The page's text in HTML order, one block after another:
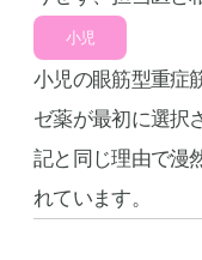
小児
小児の眼筋型重症
ゼ薬が最初に選択
記と同じ理由で漫
れています。